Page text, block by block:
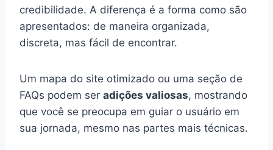
credibilidade. A diferença é a forma como são
apresentados: de maneira organizada,
discreta, mas fácil de encontrar.
Um mapa do site otimizado ou uma seção de
FAQs podem ser adições valiosas, mostrando
que você se preocupa em guiar o usuário em
sua jornada, mesmo nas partes mais técnicas.